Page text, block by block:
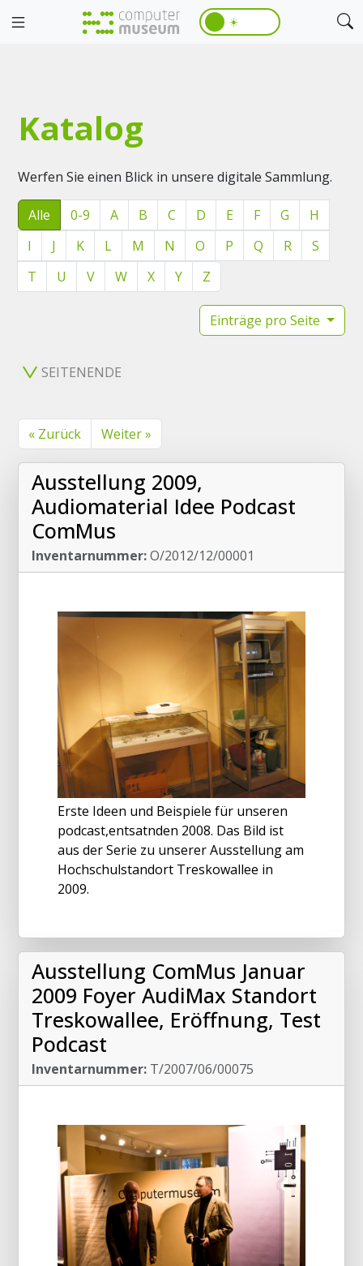
☀️
Katalog
Werfen Sie einen Blick in unsere digitale Sammlung.
Alle 0-9 A B C D E F G
H
I
J K L M N O P Q R
S
T
U V W X Y Z
Einträge pro Seite
SEITENENDE
« Zurück Weiter »
Ausstellung 2009,
Audiomaterial Idee Podcast
ComMus
Inventarnummer:O/2012/12/00001
Erste Ideen und Beispiele für unseren
podcast,entsatnden 2008. Das Bild ist
aus der Serie zu unserer Ausstellung am
Hochschulstandort Treskowallee in
2009.
Ausstellung ComMus Januar
2009 Foyer AudiMax Standort
Treskowallee, Eröffnung, Test
Podcast
Inventarnummer: T/2007/06/00075